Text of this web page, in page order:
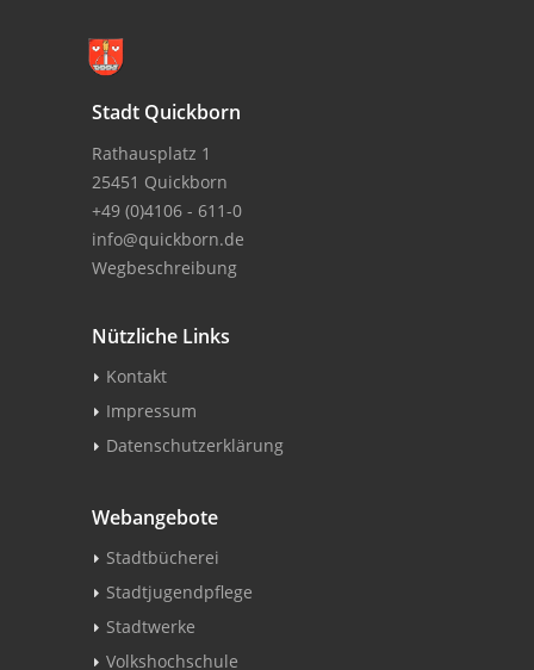
Stadt Quickborn
Rathausplatz 1
25451 Quickborn
+49 (0)4106 - 611-0
info@quickborn.de
Wegbeschreibung
Nützliche Links
Kontakt
Impressum
Datenschutzerklärung
Webangebote
Stadtbücherei
Stadtjugendpflege
Stadtwerke
Volkshochschule